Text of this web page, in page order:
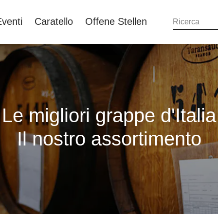
Caratello Offene Stellen
Le migliori grappe d'Italia
Il nostro assortimento